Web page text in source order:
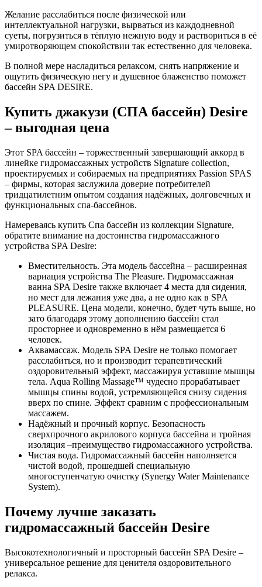
Желание расслабиться после физической или
интеллектуальной нагрузки, вырваться из каждодневной
суеты, погрузиться в тёплую нежную воду и раствориться в её
умиротворяющем спокойствии так естественно для человека.
В полной мере насладиться релаксом, снять напряжение и
ощутить физическую негу и душевное блаженство поможет
бассейн SPA DESIRE.
Купить джакузи (СПА бассейн) Desire
– выгодная цена
Этот SPA бассейн – торжественный завершающий аккорд в
линейке гидромассажных устройств Signature collection,
проектируемых и собираемых на предприятиях Passion SPAS
– фирмы, которая заслужила доверие потребителей
тридцатилетним опытом создания надёжных, долговечных и
функциональных спа-бассейнов.
Намереваясь купить Спа бассейн из коллекции Signature,
обратите внимание на достоинства гидромассажного
устройства SPA Desire:
Вместительность. Эта модель бассейна – расширенная
вариация устройства The Pleasure. Гидромассажная
ванна SPA Desire также включает 4 места для сидения,
но мест для лежания уже два, а не одно как в SPA
PLEASURE. Цена модели, конечно, будет чуть выше, но
зато благодаря этому дополнению бассейн стал
просторнее и одновременно в нём размещается 6
человек.
Аквамассаж. Модель SPA Desire не только помогает
расслабиться, но и производит терапевтический
оздоровительный эффект, массажируя уставшие мышцы
тела. Aqua Rolling Massage™ чудесно прорабатывает
мышцы спины водой, устремляющейся снизу сидения
вверх по спине. Эффект сравним с профессиональным
массажем.
Надёжный и прочный корпус. Безопасность
сверхпрочного акрилового корпуса бассейна и тройная
изоляция –преимущество гидромассажного устройства.
Чистая вода. Гидромассажный бассейн наполняется
чистой водой, прошедшей специальную
многоступенчатую очистку (Synergy Water Maintenance
System).
Почему лучше заказать
гидромассажный бассейн Desire
Высокотехнологичный и просторный бассейн SPA Desire –
универсальное решение для ценителя оздоровительного
релакса.